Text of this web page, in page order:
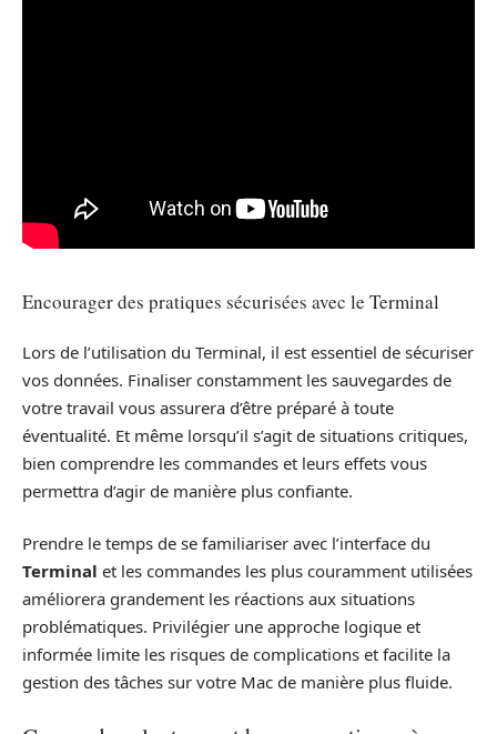
Encourager des pratiques sécurisées avec le Terminal
Lors de l’utilisation du Terminal, il est essentiel de sécuriser
vos données. Finaliser constamment les sauvegardes de
votre travail vous assurera d’être préparé à toute
éventualité. Et même lorsqu’il s’agit de situations critiques,
bien comprendre les commandes et leurs effets vous
permettra d’agir de manière plus confiante.
Prendre le temps de se familiariser avec l’interface du
Terminal et les commandes les plus couramment utilisées
améliorera grandement les réactions aux situations
problématiques. Privilégier une approche logique et
informée limite les risques de complications et facilite la
gestion des tâches sur votre Mac de manière plus fluide.